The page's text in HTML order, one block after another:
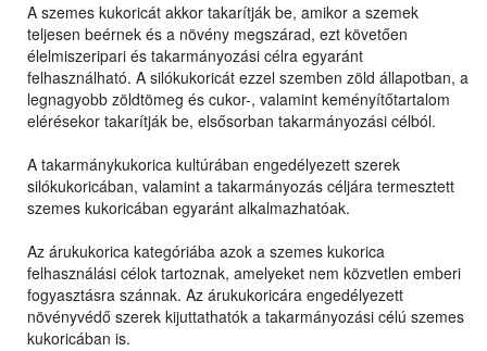
A szemes kukoricát akkor takarítják be, amikor a szemek
teljesen beérnek és a növény megszárad, ezt követően
élelmiszeripari és takarmányozási célra egyaránt
felhasználható. A silókukoricát ezzel szemben zöld állapotban, a
legnagyobb zöldtömeg és cukor-, valamint keményítőtartalom
elérésekor takarítják be, elsősorban takarmányozási célból.
A takarmánykukorica kultúrában engedélyezett szerek
silókukoricában, valamint a takarmányozás céljára termesztett
szemes kukoricában egyaránt alkalmazhatóak.
Az árukukorica kategóriába azok a szemes kukorica
felhasználási célok tartoznak, amelyeket nem közvetlen emberi
fogyasztásra szánnak. Az árukukoricára engedélyezett
növényvédő szerek kijuttathatók a takarmányozási célú szemes
kukoricában is.